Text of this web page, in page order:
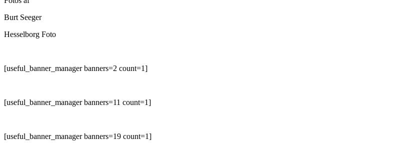
Burt Seeger
Hesselborg Foto
[useful_banner_manager banners=2 count=1]
[useful_banner_manager banners=11 count=1]
[useful_banner_manager banners=19 count=1]